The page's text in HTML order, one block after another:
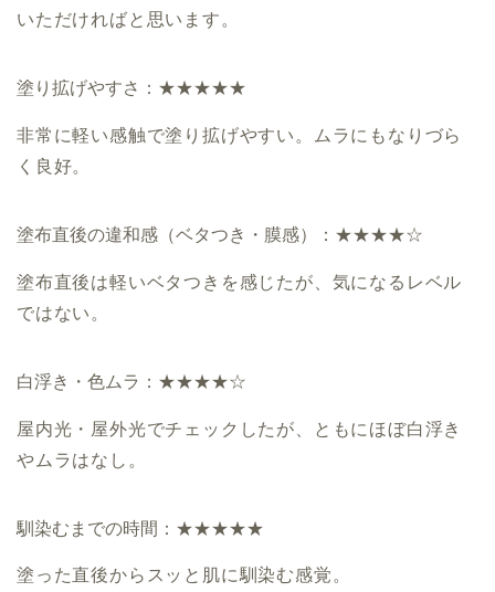
いただければと思います。
塗り拡げやすさ：★★★★★
非常に軽い感触で塗り拡げやすい。ムラにもなりづら
く良好。
塗布直後の違和感（ベタつき・膜感）：★★★★☆
塗布直後は軽いベタつきを感じたが、気になるレベル
ではない。
白浮き・色ムラ：★★★★☆
屋内光・屋外光でチェックしたが、ともにほぼ白浮き
やムラはなし。
馴染むまでの時間：★★★★★
塗った直後からスッと肌に馴染む感覚。